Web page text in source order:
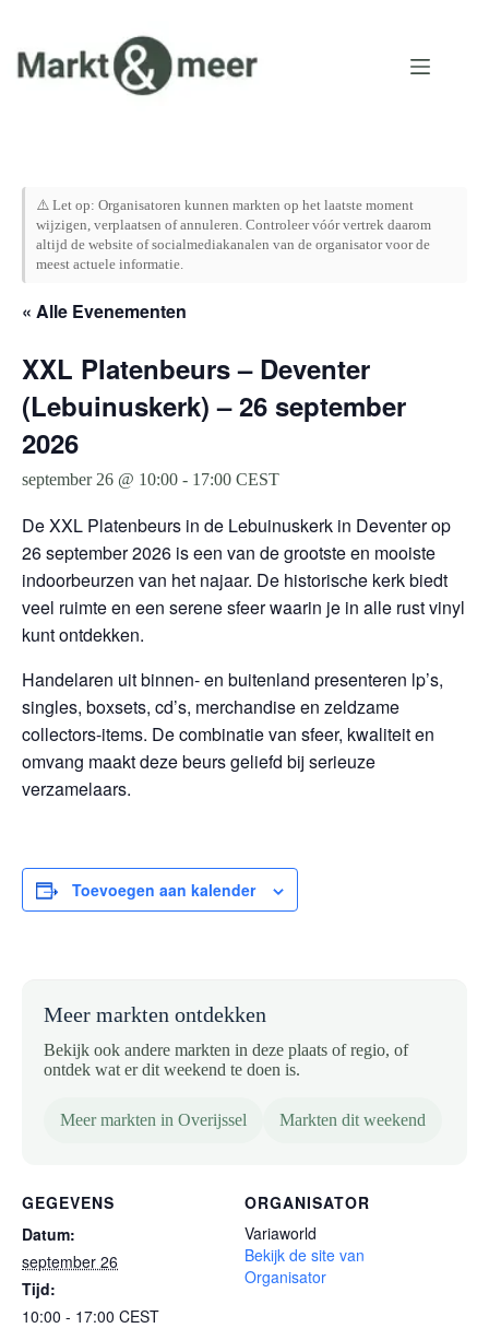
inhoud
⚠️ Let op: Organisatoren kunnen markten op het laatste moment
wijzigen, verplaatsen of annuleren. Controleer vóór vertrek daarom
altijd de website of socialmediakanalen van de organisator voor de
meest actuele informatie.
« Alle Evenementen
XXL Platenbeurs – Deventer
(Lebuinuskerk) – 26 september
2026
september 26 @ 10:00 - 17:00 CEST
De XXL Platenbeurs in de Lebuinuskerk in Deventer op
26 september 2026 is een van de grootste en mooiste
indoorbeurzen van het najaar. De historische kerk biedt
veel ruimte en een serene sfeer waarin je in alle rust vinyl
kunt ontdekken.
Handelaren uit binnen- en buitenland presenteren lp’s,
singles, boxsets, cd’s, merchandise en zeldzame
collectors-items. De combinatie van sfeer, kwaliteit en
omvang maakt deze beurs geliefd bij serieuze
verzamelaars.
Toevoegen aan kalender
Meer markten ontdekken
Bekijk ook andere markten in deze plaats of regio, of
ontdek wat er dit weekend te doen is.
Meer markten in Overijssel Markten dit weekend
GEGEVENS
Datum:
september 26
Tijd:
10:00 - 17:00 CEST
ORGANISATOR
Variaworld
Bekijk de site van
Organisator